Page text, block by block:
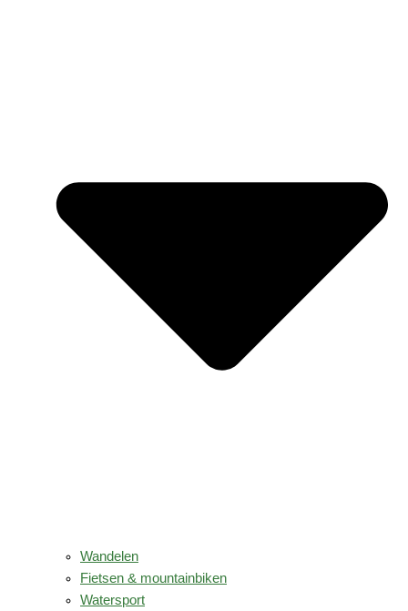
Wandelen
Fietsen & mountainbiken
Watersport